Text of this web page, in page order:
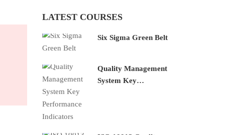
LATEST COURSES
Six Sigma Green Belt
Quality Management
System Key